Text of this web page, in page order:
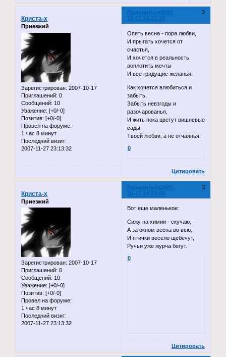
Поделиться 2
2007-
10-17 14:21:28
Криста-x
Приезжий
Зарегистрирован: 2007-10-17
Приглашений: 0
Сообщений: 10
Уважение: [+0/-0]
Позитив: [+0/-0]
Провел на форуме:
1 час 8 минут
Последний визит:
2007-11-27 23:13:32
Опять весна - пора любви,
И прыгать хочется от
счастья,
И хочется в реальность
воплотить мечты
И все грядущие желанья.
Как хочется влюбиться и
забыть,
Забыть невзгоды и
разочарованья,
И жить пока цветут вишневые
сады
Твоей любви, а не отчаянья.
0
Цитировать
Поделиться 3
2007-
10-17 14:22:58
Криста-x
Приезжий
Зарегистрирован: 2007-10-17
Приглашений: 0
Сообщений: 10
Уважение: [+0/-0]
Позитив: [+0/-0]
Провел на форуме:
1 час 8 минут
Последний визит:
2007-11-27 23:13:32
Вот еще маленькое:
Сижу на химии - скучаю,
А за окном весна во всю,
И птички весело щебечут,
Ручьи уже журча бегут.
0
Цитировать